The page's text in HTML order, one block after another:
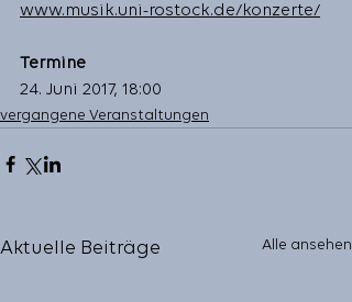
www.musik.uni-rostock.de/konzerte/
Termine
24. Juni 2017, 18:00
vergangene Veranstaltungen
Aktuelle Beiträge Alle ansehen